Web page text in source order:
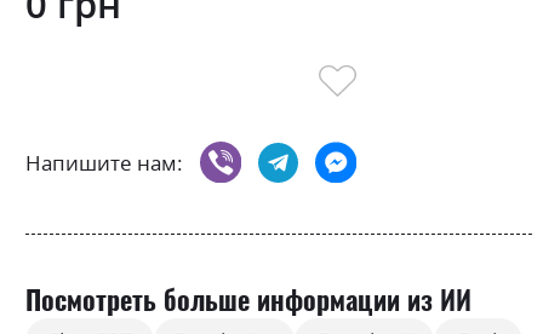
Напишите нам:
Посмотреть больше информации из ИИ